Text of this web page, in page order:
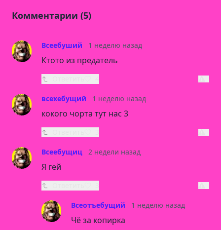
Комментарии (5)
Всеебуший 1 неделю назад
Ктото из предатель
всехебущий 1 неделю назад
кокого чорта тут нас 3
Всеебущиц 2 недели назад
Я гей
Всеотъебущий 1 неделю назад
Чё за копирка